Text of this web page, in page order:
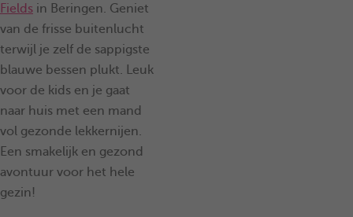
Fields in Beringen. Geniet
van de frisse buitenlucht
terwijl je zelf de sappigste
blauwe bessen plukt. Leuk
voor de kids en je gaat
naar huis met een mand
vol gezonde lekkernijen.
Een smakelijk en gezond
avontuur voor het hele
gezin!